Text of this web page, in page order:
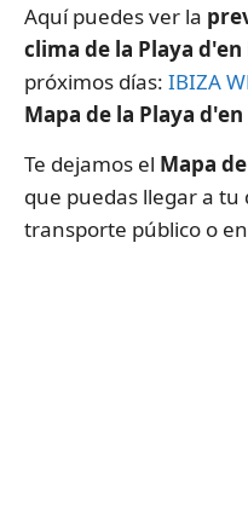
Aquí puedes ver la
clima de la Playa d'en
próximos días: IBIZA
Mapa de la Playa d'en
Te dejamos el Mapa
que puedas llegar a tu
transporte público o